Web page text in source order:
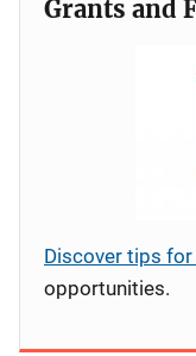
Grants and
Discover tips
opportunities.